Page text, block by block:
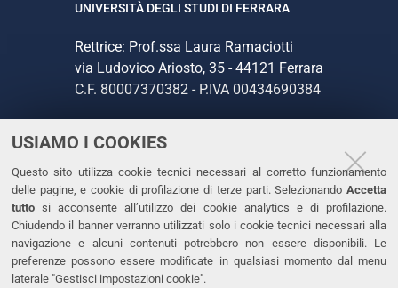
USIAMO I COOKIES
Questo sito utilizza cookie tecnici necessari al corretto funzionamento
delle pagine, e cookie di profilazione di terze parti. Selezionando Accetta
tutto si acconsente all’utilizzo dei cookie analytics e di profilazione.
Chiudendo il banner verranno utilizzati solo i cookie tecnici necessari alla
navigazione e alcuni contenuti potrebbero non essere disponibili. Le
preferenze possono essere modificate in qualsiasi momento dal menu
laterale "Gestisci impostazioni cookie".
UNIVERSITÀ DEGLI STUDI DI FERRARA
Rettrice: Prof.ssa Laura Ramaciotti
via Ludovico Ariosto, 35 - 44121 Ferrara
C.F. 80007370382 - P.IVA 00434690384
CONTATTI
Tel. +39 0532 293111
Fax. +39 0532 293031
PEC
LINKS